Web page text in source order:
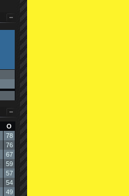
О
78
76
67
59
57
54
49